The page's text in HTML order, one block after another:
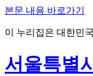
본문 내용 바로가기
이 누리집은 대한민
서울특별